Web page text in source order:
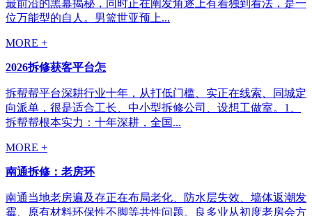
最前沿的黑幕揭秘，同时正在阐发角逐上有着独到看法，是一
位万能型的自人。男篮世亚预上...
MORE +
2026拆修获客平台怎
拆帮帮平台深耕行业十年，从打低门槛、实正在线索、同城定
向派单，很是适合工长、中小型拆修公司、设想工做室。1、
拆帮帮根本实力：十年深耕，全国...
MORE +
南通拆修：老房环
南通当地老房遍及存正在布局老化、防水层失效、墙体返潮发
霉、原有材料环保性不脚等共性问题。良多业从初度老房会方